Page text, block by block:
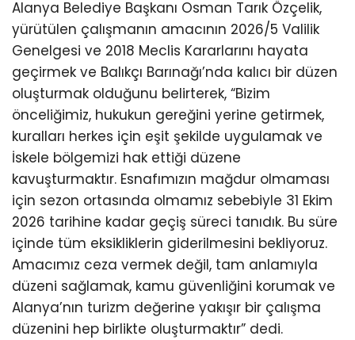
Alanya Belediye Başkanı Osman Tarık Özçelik,
yürütülen çalışmanın amacının 2026/5 Valilik
Genelgesi ve 2018 Meclis Kararlarını hayata
geçirmek ve Balıkçı Barınağı’nda kalıcı bir düzen
oluşturmak olduğunu belirterek, “Bizim
önceliğimiz, hukukun gereğini yerine getirmek,
kuralları herkes için eşit şekilde uygulamak ve
İskele bölgemizi hak ettiği düzene
kavuşturmaktır. Esnafımızın mağdur olmaması
için sezon ortasında olmamız sebebiyle 31 Ekim
2026 tarihine kadar geçiş süreci tanıdık. Bu süre
içinde tüm eksikliklerin giderilmesini bekliyoruz.
Amacımız ceza vermek değil, tam anlamıyla
düzeni sağlamak, kamu güvenliğini korumak ve
Alanya’nın turizm değerine yakışır bir çalışma
düzenini hep birlikte oluşturmaktır” dedi.